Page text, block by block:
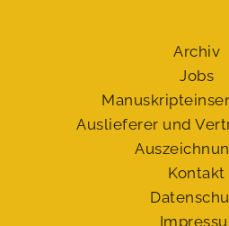
Archiv
Jobs
Auslieferer und
Kontakt